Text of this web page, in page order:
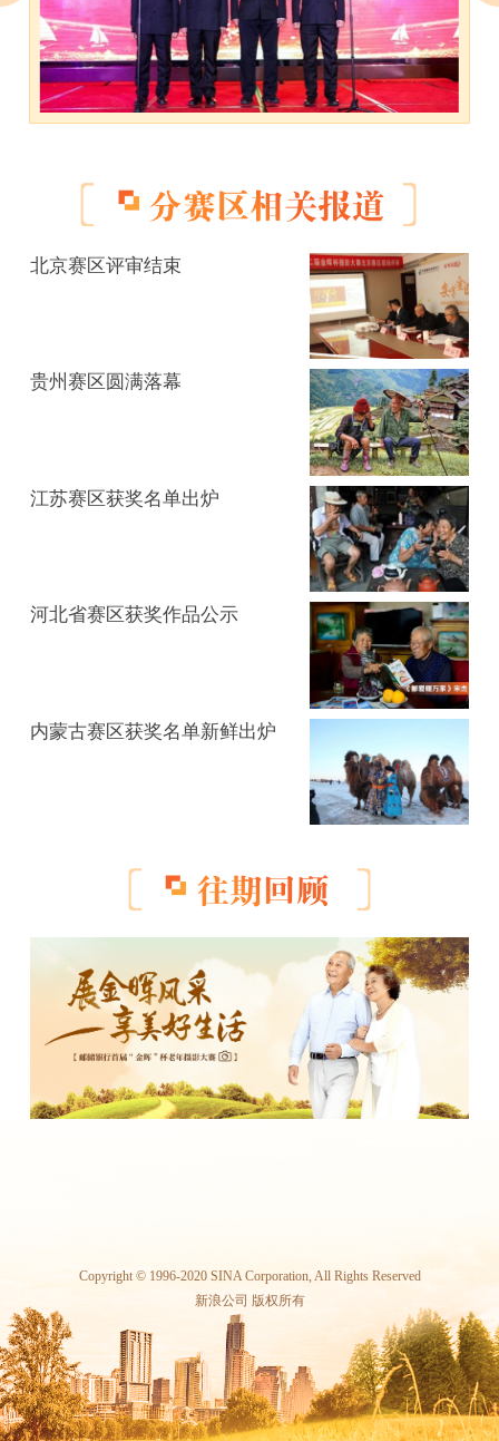
3.上传的作品要求为JPG格式，字节数限制在1M之
内，长*宽限制在1200万像素之内，最长边的边长
不可小于1000像素。
4.评选委员会质疑参赛作品不符合参赛要求时，有
期提供者视为自动放弃入围资格。
心价值观等内容的作品不予参评。
6.凡在其他各类摄影大赛中已经获奖的作品，谢绝
7.参赛选手应对其作品拥有独立、完整的著作权。
本次大赛中，所有参赛作品，邮储银行均拥有免
费使用权。如选手不认同该条款，主办方将不使
用该参赛选手提供的作品，该参赛选手作品也将
北京赛区评审结束
贵州赛区圆满落幕
江苏赛区获奖名单出炉
河北省赛区获奖作品公示
内蒙古赛区获奖名单新鲜出炉
Copyright © 1996-2020 SINA Corporation, All Rights Reserved
新浪公司 版权所有